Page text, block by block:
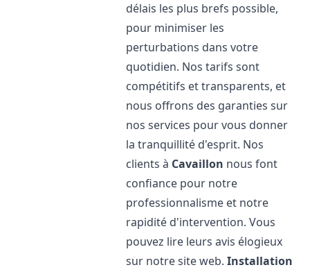
délais les plus brefs possible,
pour minimiser les
perturbations dans votre
quotidien. Nos tarifs sont
compétitifs et transparents, et
nous offrons des garanties sur
nos services pour vous donner
la tranquillité d'esprit. Nos
clients à Cavaillon nous font
confiance pour notre
professionnalisme et notre
rapidité d'intervention. Vous
pouvez lire leurs avis élogieux
sur notre site web.Installation